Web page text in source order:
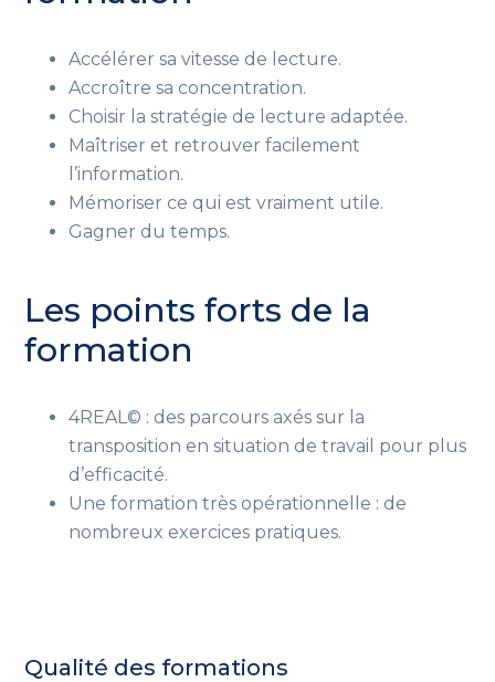
Accélérer sa vitesse de lecture.
Accroître sa concentration.
Choisir la stratégie de lecture adaptée.
Maîtriser et retrouver facilement
l’information.
Mémoriser ce qui est vraiment utile.
Gagner du temps.
Les points forts de la
formation
4REAL© : des parcours axés sur la
transposition en situation de travail pour plus
d’efficacité.
Une formation très opérationnelle : de
nombreux exercices pratiques.
Qualité des formations